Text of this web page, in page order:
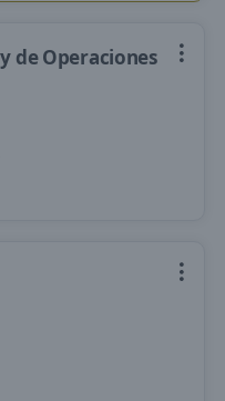
de Operaciones